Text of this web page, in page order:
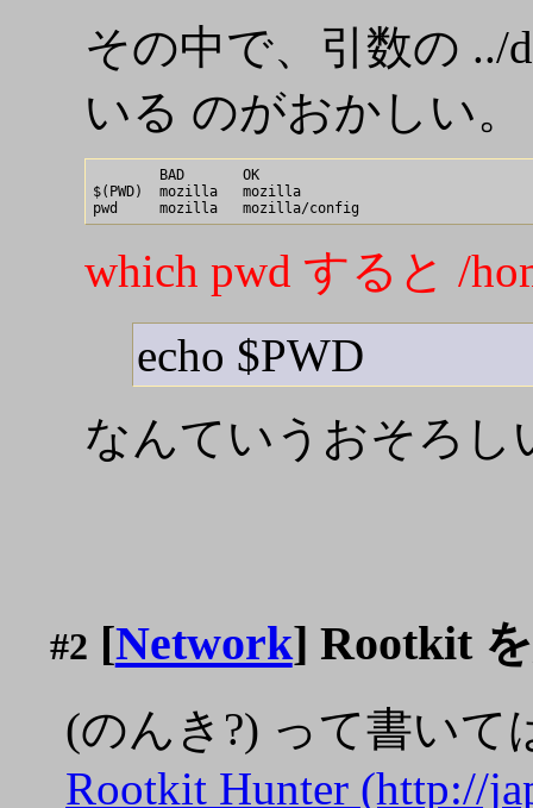
その中で、引数の ../
いる のがおかしい
        BAD       OK
$(PWD)  mozilla   mozilla
which pwd すると /
echo $PWD
なんていうおそろ
#2 [Network] Rootkit
(のんき?) って書いて
Rootkit Hunter (http://